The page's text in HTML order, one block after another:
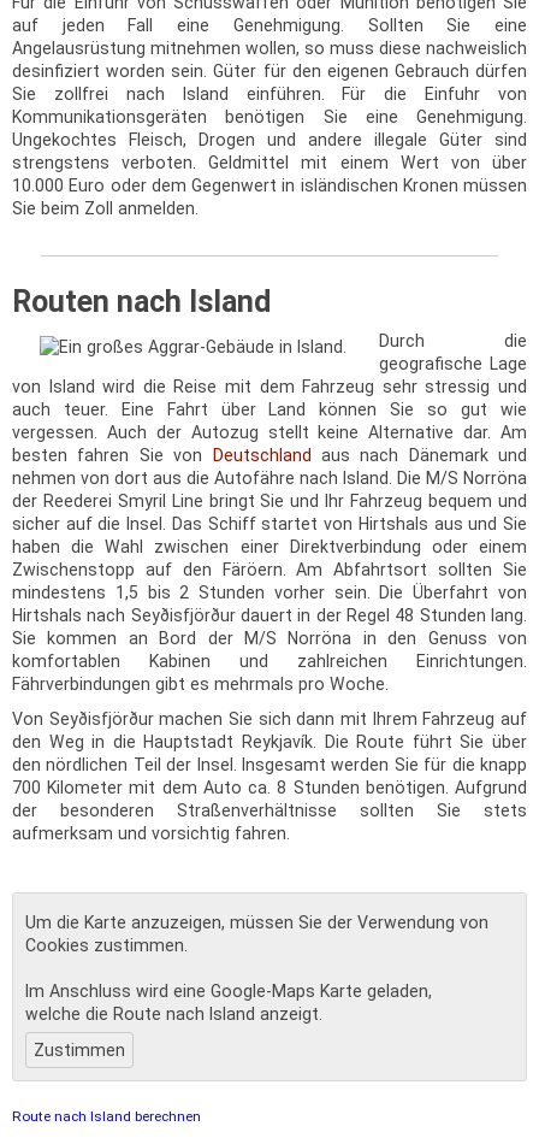
auf jeden Fall eine Genehmigung. Sollten Sie eine
Angelausrüstung mitnehmen wollen, so muss diese nachweislich
desinfiziert worden sein. Güter für den eigenen Gebrauch dürfen
Sie zollfrei nach Island einführen. Für die Einfuhr von
Kommunikationsgeräten benötigen Sie eine Genehmigung.
Ungekochtes Fleisch, Drogen und andere illegale Güter sind
strengstens verboten. Geldmittel mit einem Wert von über
10.000 Euro oder dem Gegenwert in isländischen Kronen müssen
Sie beim Zoll anmelden.
Routen nach Island
Durch die
geografische Lage
von Island wird die Reise mit dem Fahrzeug sehr stressig und
auch teuer. Eine Fahrt über Land können Sie so gut wie
vergessen. Auch der Autozug stellt keine Alternative dar. Am
besten fahren Sie von
Deutschland aus nach Dänemark und
nehmen von dort aus die Autofähre nach Island. Die M/S Norröna
der Reederei Smyril Line bringt Sie und Ihr Fahrzeug bequem und
sicher auf die Insel. Das Schiff startet von Hirtshals aus und Sie
haben die Wahl zwischen einer Direktverbindung oder einem
Zwischenstopp auf den Färöern. Am Abfahrtsort sollten Sie
mindestens 1,5 bis 2 Stunden vorher sein. Die Überfahrt von
Hirtshals nach Seyðisfjörður dauert in der Regel 48 Stunden lang.
Sie kommen an Bord der M/S Norröna in den Genuss von
komfortablen Kabinen und zahlreichen Einrichtungen.
Fährverbindungen gibt es mehrmals pro Woche.
Von Seyðisfjörður machen Sie sich dann mit Ihrem Fahrzeug auf
den Weg in die Hauptstadt Reykjavík. Die Route führt Sie über
den nördlichen Teil der Insel. Insgesamt werden Sie für die knapp
700 Kilometer mit dem Auto ca. 8 Stunden benötigen. Aufgrund
der besonderen Straßenverhältnisse sollten Sie stets
aufmerksam und vorsichtig fahren.
Um die Karte anzuzeigen, müssen Sie der Verwendung von
Cookies zustimmen.
Im Anschluss wird eine Google-Maps Karte geladen,
welche die Route nach Island anzeigt.
Zustimmen
Route nach Island berechnen